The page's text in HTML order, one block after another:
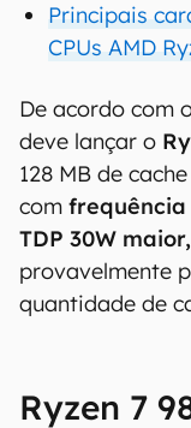
Principais
CPUs AMD
De acordo com
deve lançar o
128 MB de
com frequência
TDP 30W
provavelmente
quantidade de
Ryzen 7